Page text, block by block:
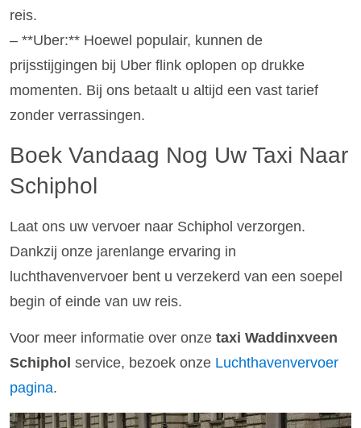
reis.
– **Uber:** Hoewel populair, kunnen de
prijsstijgingen bij Uber flink oplopen op drukke
momenten. Bij ons betaalt u altijd een vast tarief
zonder verrassingen.
Boek Vandaag Nog Uw Taxi Naar
Schiphol
Laat ons uw vervoer naar Schiphol verzorgen.
Dankzij onze jarenlange ervaring in
luchthavenvervoer bent u verzekerd van een soepel
begin of einde van uw reis.
Voor meer informatie over onze taxi Waddinxveen
Schiphol service, bezoek onze Luchthavenvervoer
pagina.